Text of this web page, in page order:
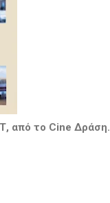
από το Cine Δράση.